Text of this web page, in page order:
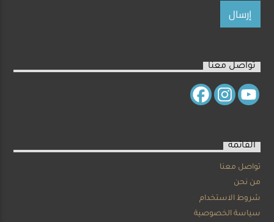
تواصل معنا
القائمة
تواصل معنا
من نحن
شروط الاستخدام
سياسة الخصوصية